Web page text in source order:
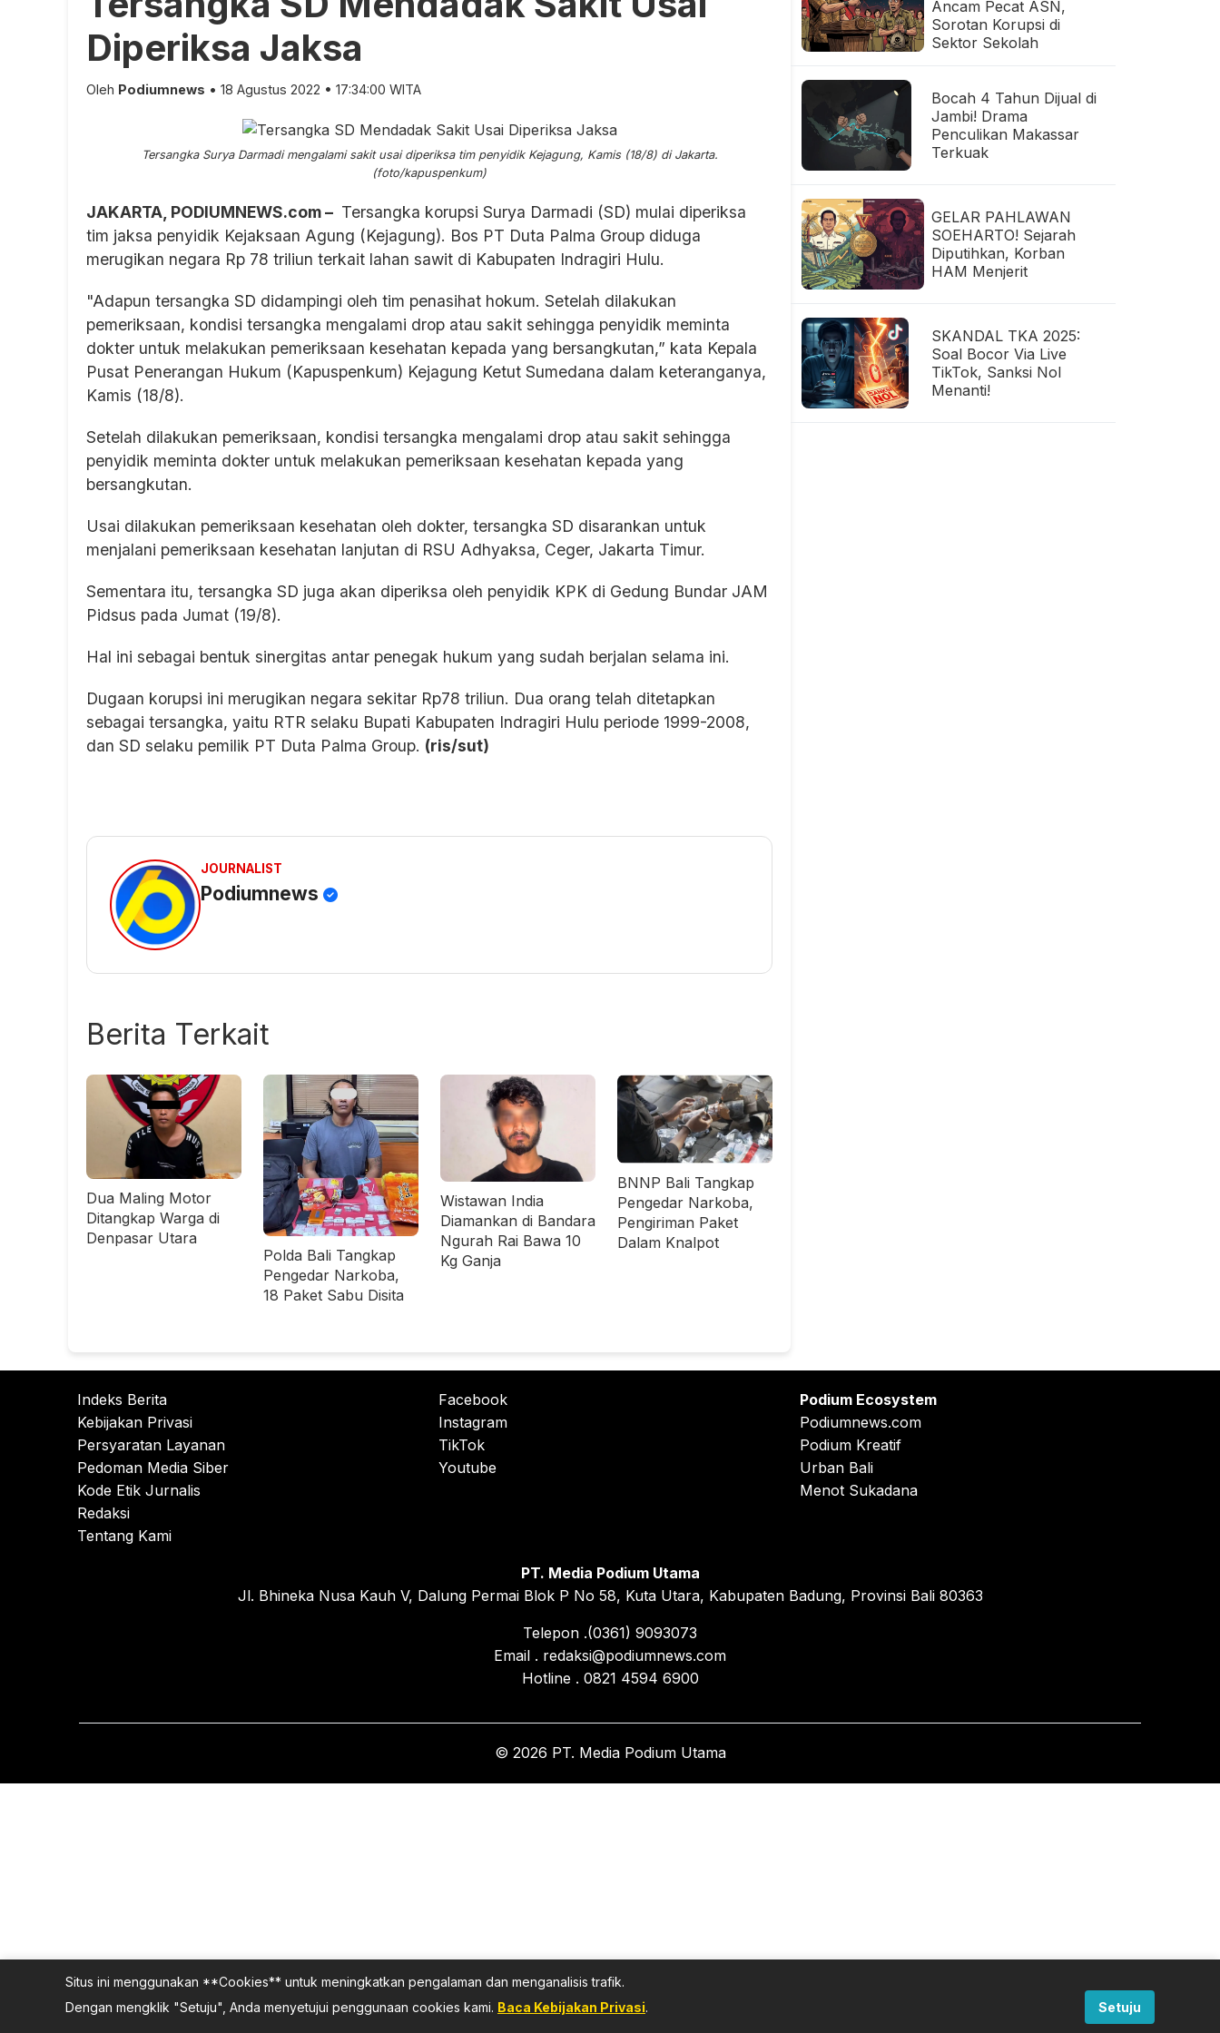
Diperiksa Jaksa
Oleh Podiumnews • 18 Agustus 2022 • 17:34:00 WITA
Tersangka Surya Darmadi mengalami sakit usai diperiksa tim penyidik Kejagung, Kamis (18/8) di Jakarta.
(foto/kapuspenkum)
JAKARTA, PODIUMNEWS.com – Tersangka korupsi Surya Darmadi (SD) mulai diperiksa
tim jaksa penyidik Kejaksaan Agung (Kejagung). Bos PT Duta Palma Group diduga
merugikan negara Rp 78 triliun terkait lahan sawit di Kabupaten Indragiri Hulu.
"Adapun tersangka SD didampingi oleh tim penasihat hokum. Setelah dilakukan
pemeriksaan, kondisi tersangka mengalami drop atau sakit sehingga penyidik meminta
dokter untuk melakukan pemeriksaan kesehatan kepada yang bersangkutan,” kata Kepala
Pusat Penerangan Hukum (Kapuspenkum) Kejagung Ketut Sumedana dalam keteranganya,
Kamis (18/8).
Setelah dilakukan pemeriksaan, kondisi tersangka mengalami drop atau sakit sehingga
penyidik meminta dokter untuk melakukan pemeriksaan kesehatan kepada yang
bersangkutan.
Usai dilakukan pemeriksaan kesehatan oleh dokter, tersangka SD disarankan untuk
menjalani pemeriksaan kesehatan lanjutan di RSU Adhyaksa, Ceger, Jakarta Timur.
Sementara itu, tersangka SD juga akan diperiksa oleh penyidik KPK di Gedung Bundar JAM
Pidsus pada Jumat (19/8).
Hal ini sebagai bentuk sinergitas antar penegak hukum yang sudah berjalan selama ini.
Dugaan korupsi ini merugikan negara sekitar Rp78 triliun. Dua orang telah ditetapkan
sebagai tersangka, yaitu RTR selaku Bupati Kabupaten Indragiri Hulu periode 1999-2008,
dan SD selaku pemilik PT Duta Palma Group. (ris/sut)
JOURNALIST
Podiumnews
Berita Terkait
Dua Maling Motor
Ditangkap Warga di
Denpasar Utara
Polda Bali Tangkap
Pengedar Narkoba,
18 Paket Sabu Disita
Wistawan India
Diamankan di Bandara
Ngurah Rai Bawa 10
Kg Ganja
BNNP Bali Tangkap
Pengedar Narkoba,
Pengiriman Paket
Dalam Knalpot
Ancam Pecat ASN,
Sorotan Korupsi di
Sektor Sekolah
Bocah 4 Tahun Dijual di
Jambi! Drama
Penculikan Makassar
Terkuak
GELAR PAHLAWAN
SOEHARTO! Sejarah
Diputihkan, Korban
HAM Menjerit
SKANDAL TKA 2025:
Soal Bocor Via Live
TikTok, Sanksi Nol
Menanti!
Indeks Berita
Kebijakan Privasi
Persyaratan Layanan
Pedoman Media Siber
Kode Etik Jurnalis
Redaksi
Tentang Kami
Facebook
Instagram
TikTok
Youtube
Podium Ecosystem
Podiumnews.com
Podium Kreatif
Urban Bali
Menot Sukadana
PT. Media Podium Utama
Jl. Bhineka Nusa Kauh V, Dalung Permai Blok P No 58, Kuta Utara, Kabupaten Badung, Provinsi Bali 80363
Telepon .(0361) 9093073
Email . redaksi@podiumnews.com
Hotline . 0821 4594 6900
© 2026 PT. Media Podium Utama
Situs ini menggunakan **Cookies** untuk meningkatkan pengalaman dan menganalisis trafik.
Dengan mengklik "Setuju", Anda menyetujui penggunaan cookies kami. Baca Kebijakan Privasi. Setuju